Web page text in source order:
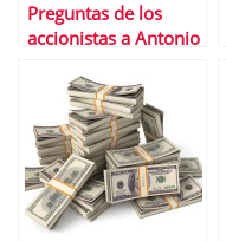
Preguntas de los
accionistas a Antonio